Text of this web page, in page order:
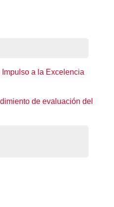
a la Excelencia
de evaluación del